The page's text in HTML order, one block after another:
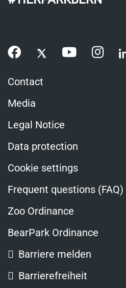
Contact
Media
Legal Notice
Data protection
Cookie settings
Frequent questions (FAQ)
Zoo Ordinance
BearPark Ordinance
Barriere melden
Barrierefreiheit